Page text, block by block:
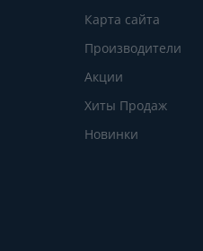
Карта сайта
Производители
Акции
Хиты Продаж
Новинки